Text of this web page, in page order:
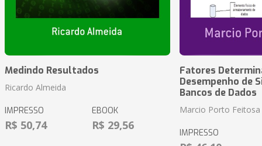
Medindo Resultados
Ricardo Almeida
IMPRESSO
R$ 50,74
EBOOK
R$ 29,56
Fatores
Desempenho de
Bancos de Dados
Marcio Porto Feitosa
IMPRESSO